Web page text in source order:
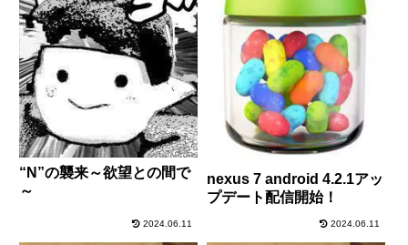
“N”の襲来～欲望との間で
～
2024.06.11
nexus 7 android 4.2.1アッ
プデート配信開始！
2024.06.11